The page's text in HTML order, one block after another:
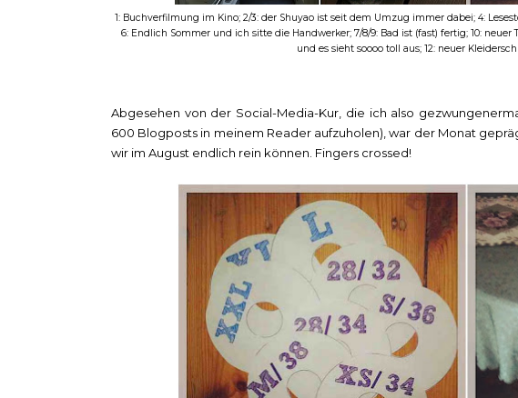
1: Buchverfilmung im Kino; 2/3: der Shuyao ist seit dem Umzug immer dabei; 4:
6: Endlich Sommer und ich sitte die Handwerker; 7/8/9: Bad ist (fast) fertig; 10: neuer
und es sieht soooo toll aus; 12: neuer
Abgesehen von der Social-Media-Kur, die ich also
600 Blogposts in meinem Reader aufzuholen), war der Monat
wir im August endlich rein können. Fingers crossed!